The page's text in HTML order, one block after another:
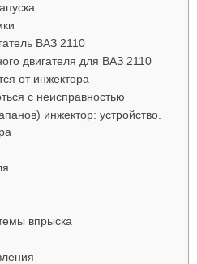
ВАЗ 2110
двигателя для ВАЗ 2110
от инжектора
с неисправностью
инжектор: устройство.
впрыска